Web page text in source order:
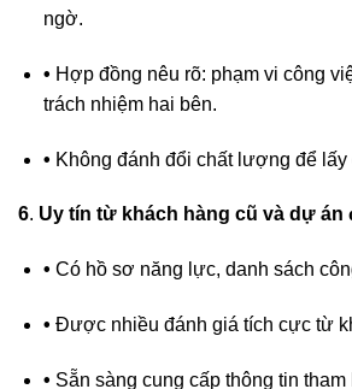
ngờ.
• Hợp đồng nêu rõ: phạm vi công
trách nhiệm hai bên.
• Không đánh đổi chất lượng để lấy
6. Uy tín từ khách hàng cũ và dự án
• Có hồ sơ năng lực, danh sách
• Được nhiều đánh giá tích cực từ
• Sẵn sàng cung cấp thông tin